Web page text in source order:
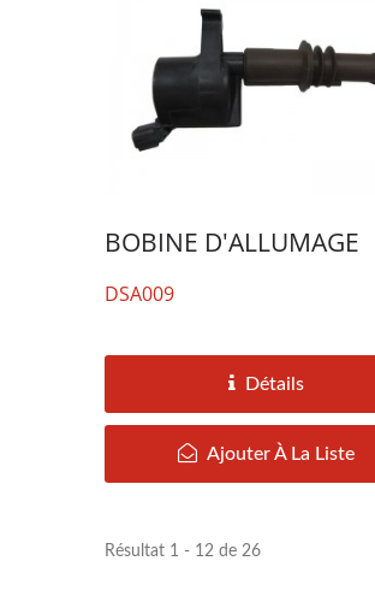
BOBINE D'ALLUMAGE
DSA009
Détails
Ajouter À La Liste
Résultat 1 - 12 de 26